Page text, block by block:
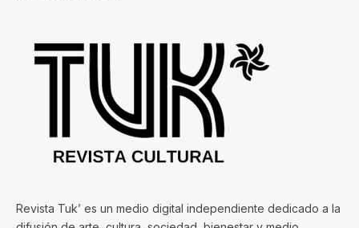
Revista Tuk’ es un medio digital independiente dedicado a la